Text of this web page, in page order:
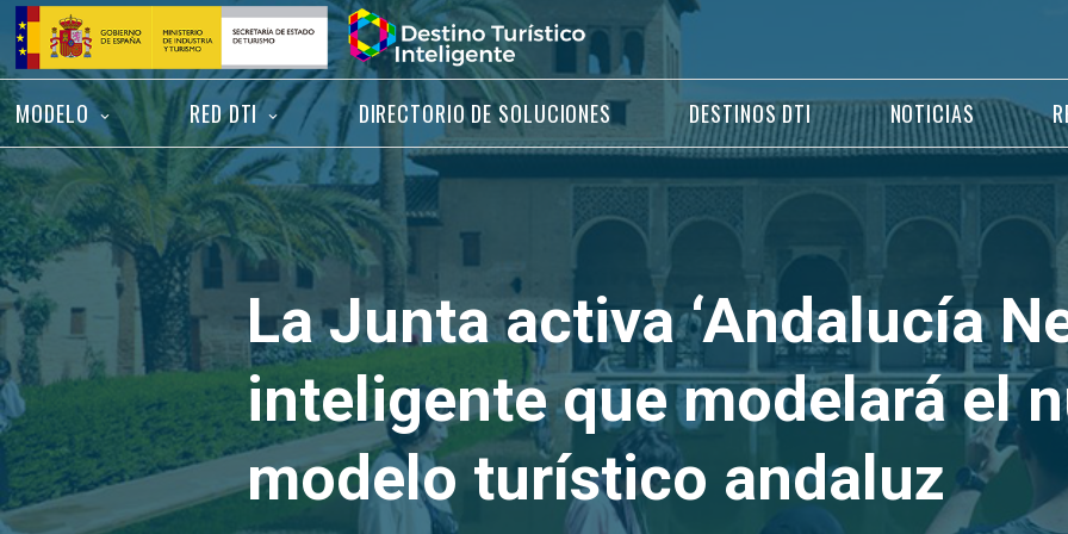
Saltar
contenido
Inicio
MODELO RED DTI DIRECTORIO DE SOLUCIONES DESTINOS DTI NOTICIAS
La Junta activa ‘Andalucía
inteligente que modelará el
modelo turístico andaluz